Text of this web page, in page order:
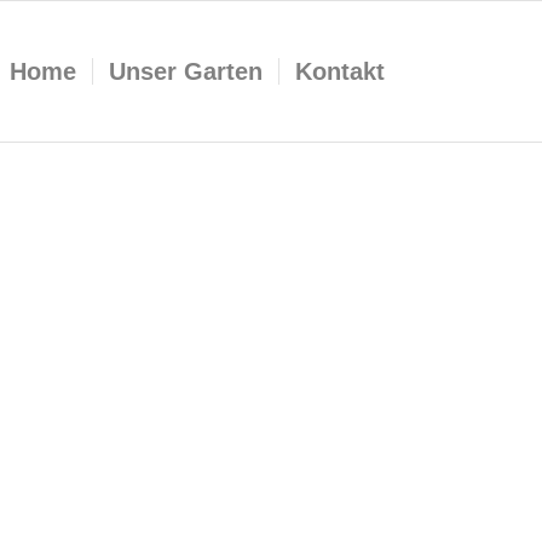
Home Unser Garten Kontakt